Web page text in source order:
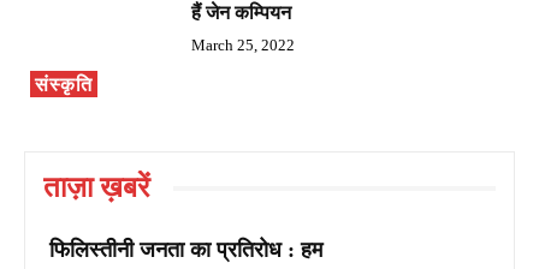
संस्कृति
हैं जेन कम्पियन
March 25, 2022
ताज़ा ख़बरें
फिलिस्तीनी जनता का प्रतिरोध : हम